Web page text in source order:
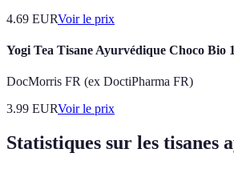
4.69 EURVoir le prix
Yogi Tea Tisane Ayurvédique Choco Bio
DocMorris FR (ex DoctiPharma FR)
3.99 EURVoir le prix
Statistiques sur les tisanes